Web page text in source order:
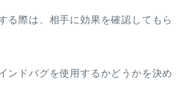
る際は、相手に効果を確認してもら
ンドバグを使用するかどうかを決め